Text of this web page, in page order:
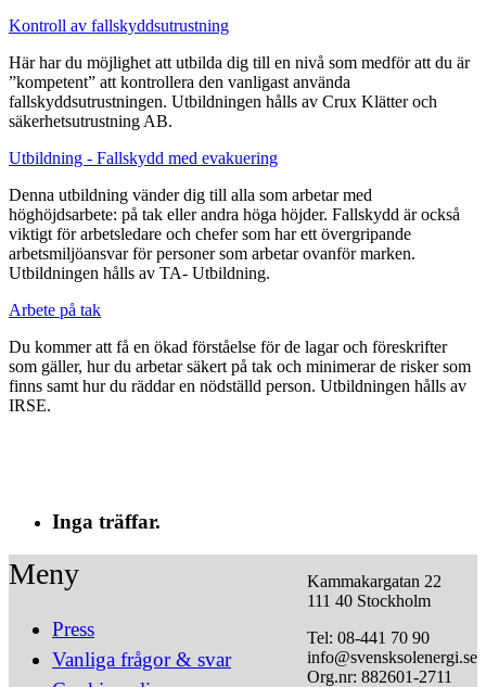
Kontroll av fallskyddsutrustning
Här har du möjlighet att utbilda dig till en nivå som medför att du är
”kompetent” att kontrollera den vanligast använda
fallskyddsutrustningen. Utbildningen hålls av Crux Klätter och
säkerhetsutrustning AB.
Utbildning - Fallskydd med evakuering
Denna utbildning vänder dig till alla som arbetar med
höghöjdsarbete: på tak eller andra höga höjder. Fallskydd är också
viktigt för arbetsledare och chefer som har ett övergripande
arbetsmiljöansvar för personer som arbetar ovanför marken.
Utbildningen hålls av TA- Utbildning.
Arbete på tak
Du kommer att få en ökad förståelse för de lagar och föreskrifter
som gäller, hur du arbetar säkert på tak och minimerar de risker som
finns samt hur du räddar en nödställd person. Utbildningen hålls av
IRSE.
Inga träffar.
Meny
Press
Vanliga frågor & svar
Kammakargatan 22
111 40 Stockholm
Tel: 08-441 70 90
info@svensksolenergi.se
Org.nr: 882601-2711